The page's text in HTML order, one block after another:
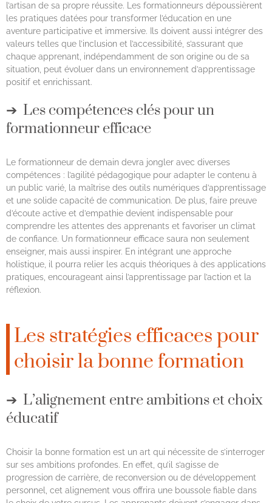
l’artisan de sa propre réussite. Les formationneurs dépoussièrent
les pratiques datées pour transformer l’éducation en une
aventure participative et immersive. Ils doivent aussi intégrer des
valeurs telles que l’inclusion et l’accessibilité, s’assurant que
chaque apprenant, indépendamment de son origine ou de sa
situation, peut évoluer dans un environnement d’apprentissage
positif et enrichissant.
Les compétences clés pour un
formationneur efficace
Le formationneur de demain devra jongler avec diverses
compétences : l’agilité pédagogique pour adapter le contenu à
un public varié, la maîtrise des outils numériques d’apprentissage
et une solide capacité de communication. De plus, faire preuve
d’écoute active et d’empathie devient indispensable pour
comprendre les attentes des apprenants et favoriser un climat
de confiance. Un formationneur efficace saura non seulement
enseigner, mais aussi inspirer. En intégrant une approche
holistique, il pourra relier les acquis théoriques à des applications
pratiques, encourageant ainsi l’apprentissage par l’action et la
réflexion.
Les stratégies efficaces pour
choisir la bonne formation
L’alignement entre ambitions et choix
éducatif
Choisir la bonne formation est un art qui nécessite de s’interroger
sur ses ambitions profondes. En effet, qu’il s’agisse de
progression de carrière, de reconversion ou de développement
personnel, cet alignement vous offrira une boussole fiable dans